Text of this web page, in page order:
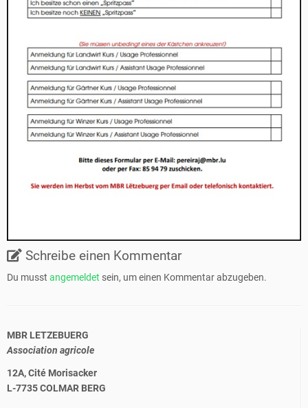
Schreibe einen Kommentar
Du musst angemeldet sein, um einen Kommentar abzugeben.
MBR LETZEBUERG
Association agricole
12A, Cité Morisacker
L-7735 COLMAR BERG